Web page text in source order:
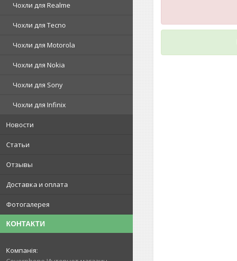
Чохли для Realme
Чохли для Tecno
Чохли для Motorola
Чохли для Nokia
Чохли для Sony
Чохли для Infinix
Новости
Статьи
Отзывы
Доставка и оплата
Фотогалерея
КОНТАКТИ